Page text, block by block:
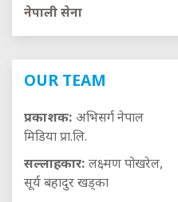
नेपाली सेना
OUR TEAM
प्रकाशक: अभिसर्ग नेपाल
मिडिया प्रा.लि.
सल्लाहकार: लक्ष्मण पोखरेल,
सूर्य बहादुर खड्का